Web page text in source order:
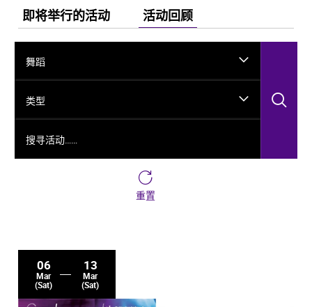
内艺术家。舞剧以新疆艺术剧院歌舞团和新疆师范大学
的青年舞者为班底，携手国内优秀青年舞蹈艺术家共同
即将举行的活动 活动回顾
舞蹈
类型
重置
06
Mar
(Sat)
13
Mar
(Sat)